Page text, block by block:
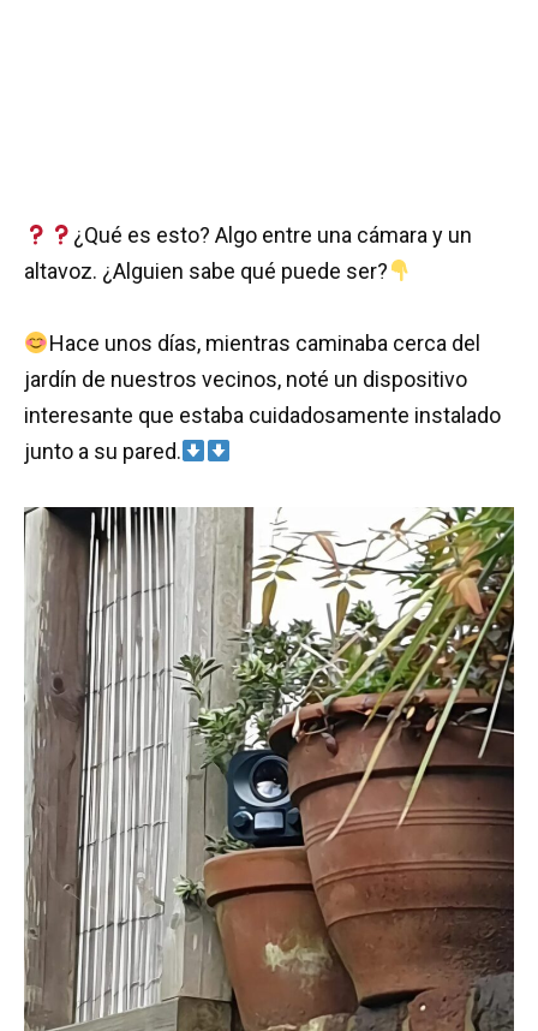
¿Qué es esto? Algo entre una cámara y un
altavoz. ¿Alguien sabe qué puede ser?
Hace unos días, mientras caminaba cerca del
jardín de nuestros vecinos, noté un dispositivo
interesante que estaba cuidadosamente instalado
junto a su pared.